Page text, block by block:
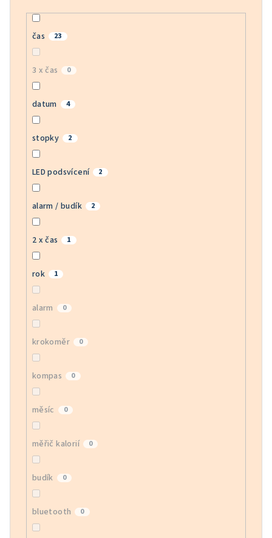
čas 23
3 x čas 0
datum 4
stopky 2
LED podsvícení 2
alarm / budík 2
2 x čas 1
rok 1
alarm 0
krokoměr 0
kompas 0
měsíc 0
měřič kalorií 0
budík 0
bluetooth 0